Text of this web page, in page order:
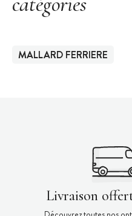
MALLARD FERRIERE
Livraison